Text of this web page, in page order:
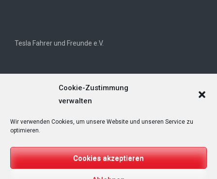
Cookie-Zustimmung
verwalten
Wir verwenden Cookies, um unsere Website und unseren Service zu
optimieren.
Cookies akzeptieren
Tesla Fahrer und Freunde e.V.
Tesla Owners Club Helvetia (TOCH)